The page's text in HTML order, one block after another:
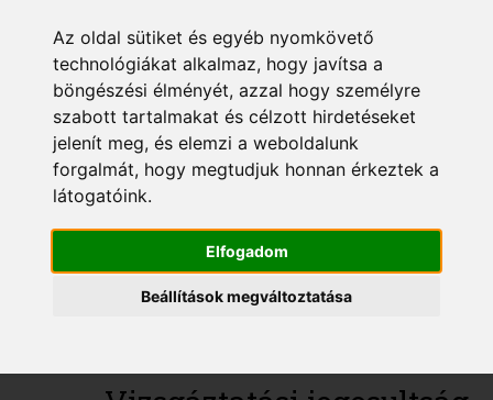
Az oldal sütiket és egyéb nyomkövető
technológiákat alkalmaz, hogy javítsa a
böngészési élményét, azzal hogy személyre
szabott tartalmakat és célzott hirdetéseket
jelenít meg, és elemzi a weboldalunk
forgalmát, hogy megtudjuk honnan érkeztek a
látogatóink.
Elfogadom
Beállítások megváltoztatása
Online tananyagok,
oktatóink által írt
jegyzetek.
Központi ügyfélszolgálati
iroda a hét minden
munkanapján.
Előre meghirdetett